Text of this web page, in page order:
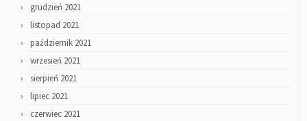
grudzień 2021
listopad 2021
październik 2021
wrzesień 2021
sierpień 2021
lipiec 2021
czerwiec 2021